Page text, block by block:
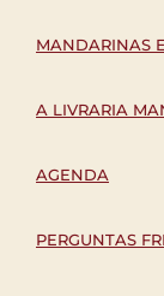
MANDARINAS
A LIVRARIA
AGENDA
PERGUNTAS